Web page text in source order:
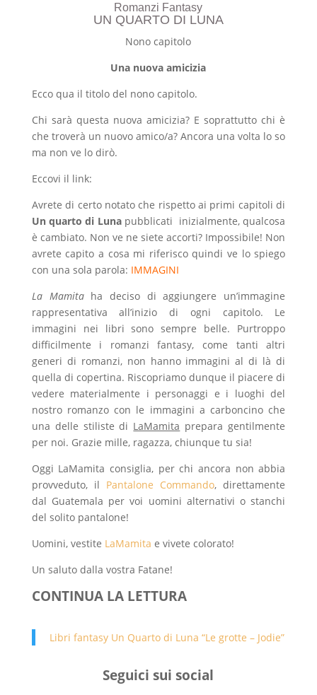
Romanzi Fantasy
UN QUARTO DI LUNA
Nono capitolo
Una nuova amicizia
Ecco qua il titolo del nono capitolo.
Chi sarà questa nuova amicizia? E soprattutto chi è
che troverà un nuovo amico/a? Ancora una volta lo so
ma non ve lo dirò.
Eccovi il link:
Avrete di certo notato che rispetto ai primi capitoli di
Un quarto di Lunapubblicati inizialmente, qualcosa
è cambiato. Non ve ne siete accorti? Impossibile! Non
avrete capito a cosa mi riferisco quindi ve lo spiego
con una sola parola: IMMAGINI
La Mamitaha deciso di aggiungere un’immagine
rappresentativa all’inizio di ogni capitolo. Le
immagini nei libri sono sempre belle. Purtroppo
difficilmente i romanzi fantasy, come tanti altri
generi di romanzi, non hanno immagini al di là di
quella di copertina. Riscopriamo dunque il piacere di
vedere materialmente i personaggi e i luoghi del
nostro romanzo con le immagini a carboncino che
una delle stiliste di LaMamita prepara gentilmente
per noi. Grazie mille, ragazza, chiunque tu sia!
Oggi LaMamita consiglia, per chi ancora non abbia
provveduto, il Pantalone Commando, direttamente
dal Guatemala per voi uomini alternativi o stanchi
del solito pantalone!
Uomini, vestite LaMamita e vivete colorato!
Un saluto dalla vostra Fatane!
CONTINUA LA LETTURA
Libri fantasy Un Quarto di Luna “Le grotte – Jodie”
Seguici sui social